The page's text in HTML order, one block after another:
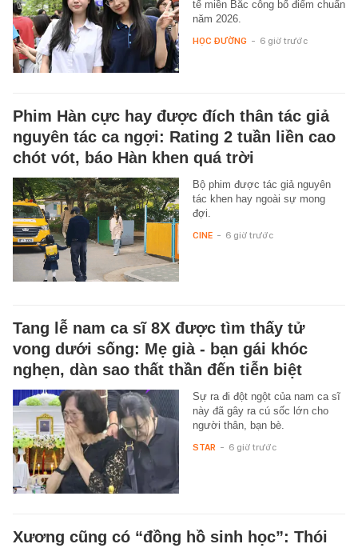
tế miền Bắc công bố điểm chuẩn
năm 2026.
HỌC ĐƯỜNG - 6 giờ trước
Phim Hàn cực hay được đích thân tác giả
nguyên tác ca ngợi: Rating 2 tuần liền cao
chót vót, báo Hàn khen quá trời
Bộ phim được tác giả nguyên
tác khen hay ngoài sự mong
đợi.
CINE - 6 giờ trước
Tang lễ nam ca sĩ 8X được tìm thấy tử
vong dưới sống: Mẹ già - bạn gái khóc
nghẹn, dàn sao thất thần đến tiễn biệt
Sự ra đi đột ngột của nam ca sĩ
này đã gây ra cú sốc lớn cho
người thân, bạn bè.
STAR - 6 giờ trước
Xương cũng có “đồng hồ sinh học”: Thói